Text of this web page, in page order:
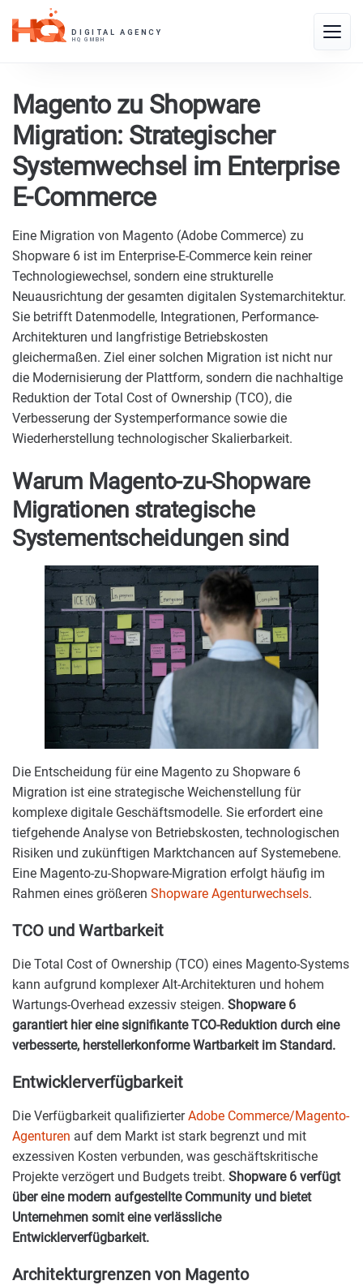
Toggle
Magento zu Shopware
Migration: Strategischer
Systemwechsel im Enterprise
E-Commerce
Eine Migration von Magento (Adobe Commerce) zu
Shopware 6 ist im Enterprise-E-Commerce kein reiner
Technologiewechsel, sondern eine strukturelle
Neuausrichtung der gesamten digitalen Systemarchitektur.
Sie betrifft Datenmodelle, Integrationen, Performance-
Architekturen und langfristige Betriebskosten
gleichermaßen. Ziel einer solchen Migration ist nicht nur
die Modernisierung der Plattform, sondern die nachhaltige
Reduktion der Total Cost of Ownership (TCO), die
Verbesserung der Systemperformance sowie die
Wiederherstellung technologischer Skalierbarkeit.
Warum Magento-zu-Shopware
Migrationen strategische
Systementscheidungen sind
Die Entscheidung für eine Magento zu Shopware 6
Migration ist eine strategische Weichenstellung für
komplexe digitale Geschäftsmodelle. Sie erfordert eine
tiefgehende Analyse von Betriebskosten, technologischen
Risiken und zukünftigen Marktchancen auf Systemebene.
Eine Magento-zu-Shopware-Migration erfolgt häufig im
Rahmen eines größeren Shopware Agenturwechsels.
TCO und Wartbarkeit
Die Total Cost of Ownership (TCO) eines Magento-Systems
kann aufgrund komplexer Alt-Architekturen und hohem
Wartungs-Overhead exzessiv steigen. Shopware 6
garantiert hier eine signifikante TCO-Reduktion durch eine
verbesserte, herstellerkonforme Wartbarkeit im Standard.
Entwicklerverfügbarkeit
Die Verfügbarkeit qualifizierterAdobe Commerce/Magento-
Agenturen auf dem Markt ist stark begrenzt und mit
exzessiven Kosten verbunden, was geschäftskritische
Projekte verzögert und Budgets treibt. Shopware 6 verfügt
über eine modern aufgestellte Community und bietet
Unternehmen somit eine verlässliche
Entwicklerverfügbarkeit.
Architekturgrenzen von Magento